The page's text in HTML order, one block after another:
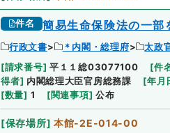
件名 簡易生命保険法の一部
行政文書 ＊内閣・総理府 太政
[請求番号] 平１１総03077100 [件
得者] 内閣総理大臣官房総務課 [年月
[数量] 1 [関連事項] 公布
[保存場所] 本館-2E-014-00